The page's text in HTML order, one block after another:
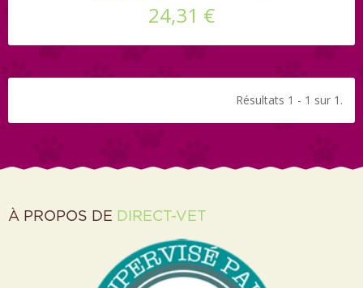
24,31 €
Résultats 1 - 1 sur 1.
À PROPOS DE DIRECT-VET